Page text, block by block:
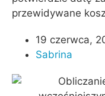
przewidywane
19 czerwca,
Sabrina